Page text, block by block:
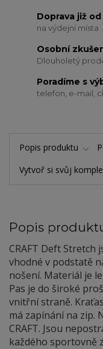
Doprava již
na výdejní místa
Osobní
Dlouholetý
Poradíme s
telefon, e-mail,
Popis produktu
Vytvoř si svůj
Popis
CRAFT Deft
vhodné v podstatě
nošení. Materiál je
Pas je do široké
vnitřní straně.
má zapínání na zip.
CRAFT. Jsou
každého sportovně